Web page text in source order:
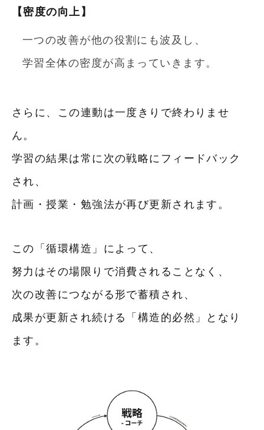
【密度の向上】
一つの改善が他の役割にも波及し、
学習全体の密度が高まっていきます。
さらに、この連動は一度きりで終わりませ
ん。
学習の結果は常に次の戦略にフィードバック
され、
計画・授業・勉強法が再び更新されます。
この「循環構造」によって、
努力はその場限りで消費されることなく、
次の改善につながる形で蓄積され、
成果が更新され続ける「構造的必然」となり
ます。